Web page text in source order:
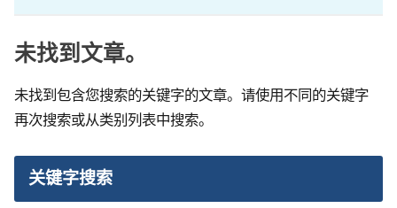
未找到文章。
未找到包含您搜索的关键字的文章。请使用不同的关键字
再次搜索或从类别列表中搜索。
关键字搜索